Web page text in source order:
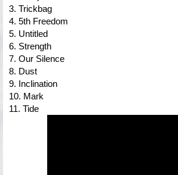
3. Trickbag
4. 5th Freedom
5. Untitled
6. Strength
7. Our Silence
8. Dust
9. Inclination
10. Mark
11. Tide